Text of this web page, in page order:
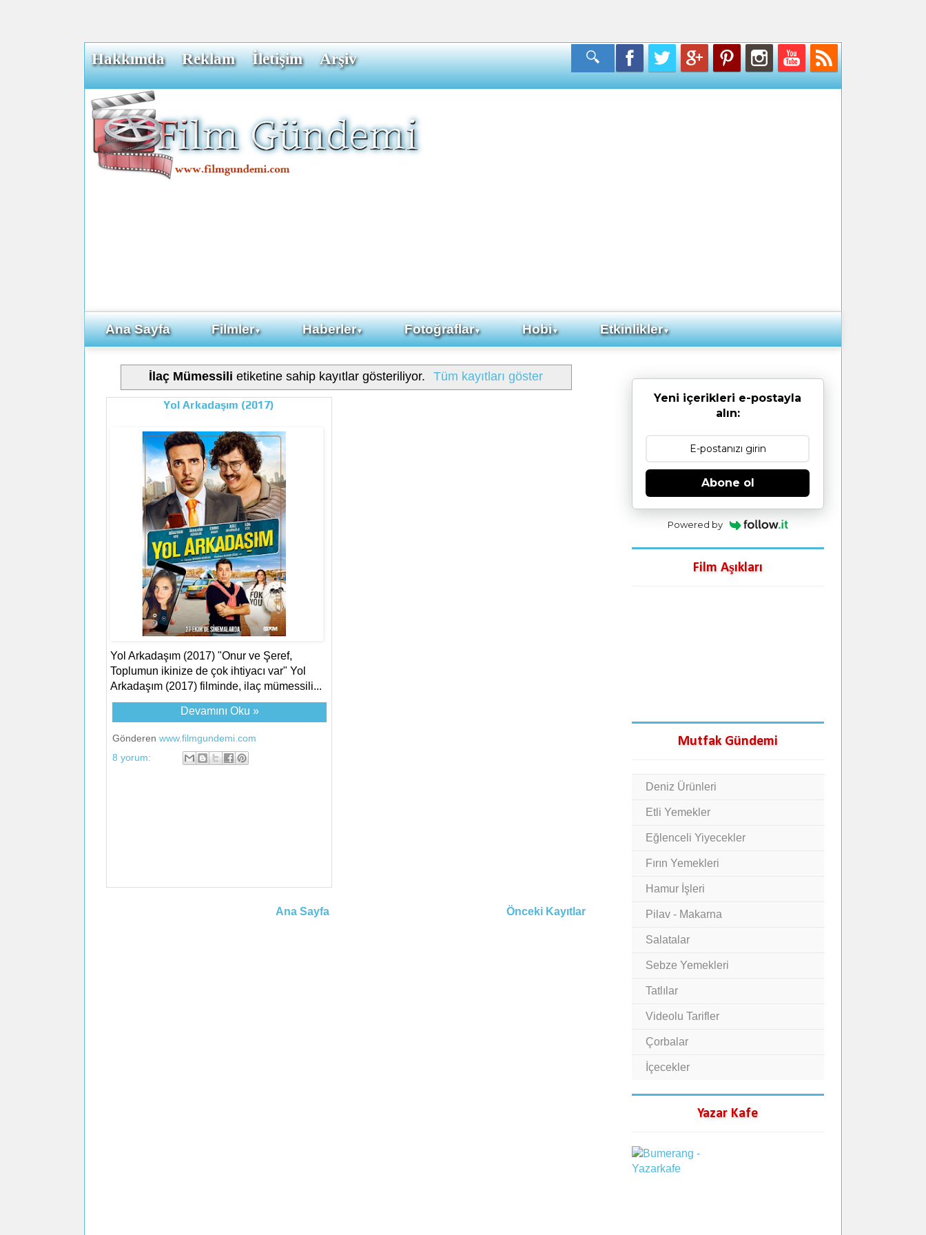
Hakkımda Reklam İletişim Arşiv
Ana Sayfa Filmler▼ Haberler▼ Fotoğraflar▼ Hobi▼ Etkinlikler▼
İlaç Mümessili etiketine sahip kayıtlar gösteriliyor. Tüm kayıtları göster
Yol Arkadaşım (2017)
Yol Arkadaşım (2017) "Onur ve Şeref,
Toplumun ikinize de çok ihtiyacı var" Yol
Arkadaşım (2017) filminde, ilaç mümessili...
Devamını Oku »
Gönderen www.filmgundemi.com
8 yorum:
Önceki Kayıtlar
Ana Sayfa
Yeni içerikleri e-postayla
alın:
Abone ol
Powered by
Film Aşıkları
Mutfak Gündemi
Deniz Ürünleri
Etli Yemekler
Eğlenceli Yiyecekler
Fırın Yemekleri
Hamur İşleri
Pilav - Makarna
Salatalar
Sebze Yemekleri
Tatlılar
Videolu Tarifler
Çorbalar
İçecekler
Yazar Kafe